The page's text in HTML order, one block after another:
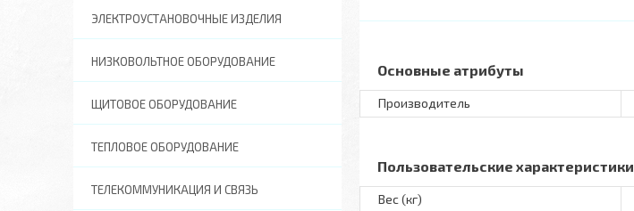
Основные атрибуты
Производитель
Пользовательские характеристики
Вес (кг)
ЭЛЕКТРОУСТАНОВОЧНЫЕ ИЗДЕЛИЯ
НИЗКОВОЛЬТНОЕ ОБОРУДОВАНИЕ
ЩИТОВОЕ ОБОРУДОВАНИЕ
ТЕПЛОВОЕ ОБОРУДОВАНИЕ
ТЕЛЕКОММУНИКАЦИЯ И СВЯЗЬ